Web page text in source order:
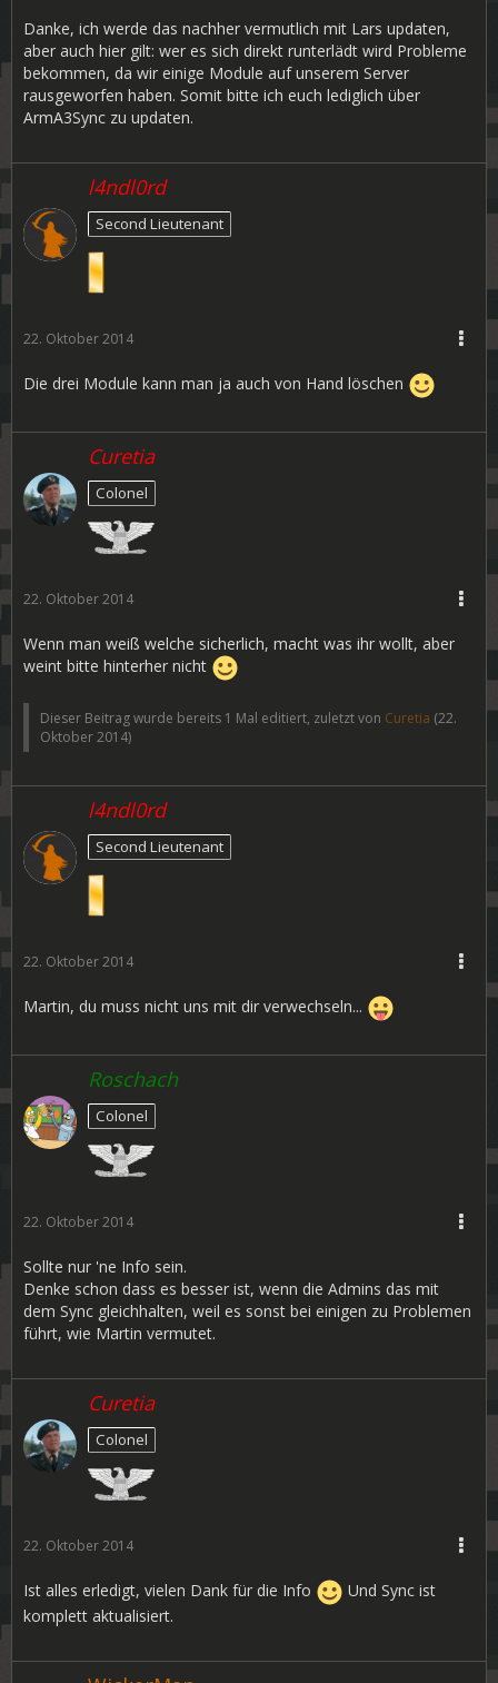
Danke, ich werde das nachher vermutlich mit Lars updaten,
aber auch hier gilt: wer es sich direkt runterlädt wird Probleme
bekommen, da wir einige Module auf unserem Server
rausgeworfen haben. Somit bitte ich euch lediglich über
ArmA3Sync zu updaten.
l4ndl0rd
Second Lieutenant
22. Oktober 2014
Die drei Module kann man ja auch von Hand löschen
Curetia
Colonel
22. Oktober 2014
Wenn man weiß welche sicherlich, macht was ihr wollt, aber
weint bitte hinterher nicht
Dieser Beitrag wurde bereits 1 Mal editiert, zuletzt von Curetia (22.
Oktober 2014)
l4ndl0rd
Second Lieutenant
22. Oktober 2014
Martin, du muss nicht uns mit dir verwechseln...
Roschach
Colonel
22. Oktober 2014
Sollte nur 'ne Info sein.
Denke schon dass es besser ist, wenn die Admins das mit
dem Sync gleichhalten, weil es sonst bei einigen zu Problemen
führt, wie Martin vermutet.
Curetia
Colonel
22. Oktober 2014
Ist alles erledigt, vielen Dank für die Info
Und Sync ist
komplett aktualisiert.